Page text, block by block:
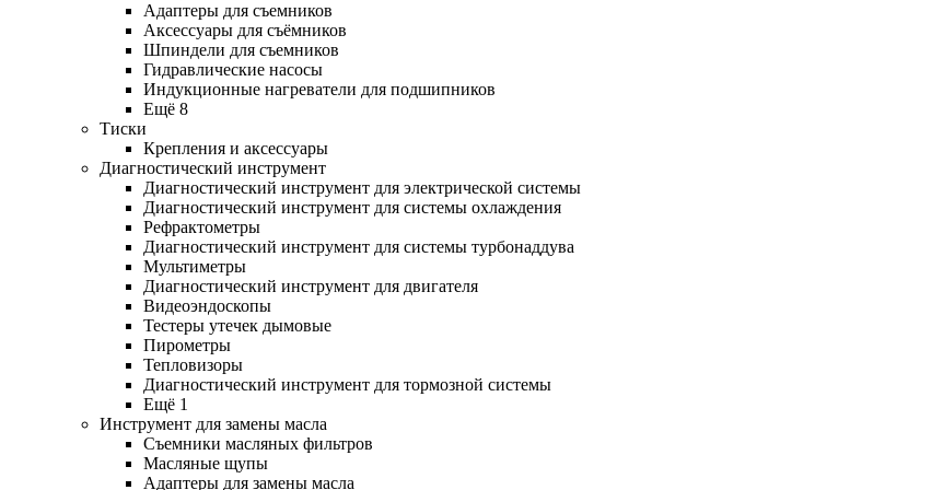
Адаптеры для съемников
Аксессуары для съёмников
Шпиндели для съемников
Гидравлические насосы
Индукционные нагреватели для подшипников
Ещё 8
Тиски
Крепления и аксессуары
Диагностический инструмент
Диагностический инструмент для электрической системы
Диагностический инструмент для системы охлаждения
Рефрактометры
Диагностический инструмент для системы турбонаддува
Мультиметры
Диагностический инструмент для двигателя
Видеоэндоскопы
Тестеры утечек дымовые
Пирометры
Тепловизоры
Диагностический инструмент для тормозной системы
Ещё 1
Инструмент для замены масла
Съемники масляных фильтров
Масляные щупы
Адаптеры для замены масла